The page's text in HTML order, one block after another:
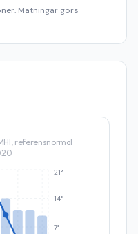
Mätningar görs
referensnormal
7°
14°
21°